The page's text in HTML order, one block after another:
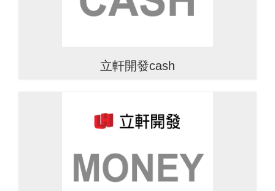
立軒開發cash